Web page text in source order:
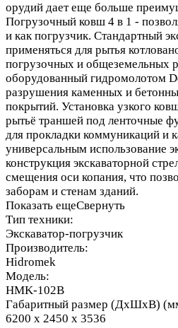
орудий дает еще больше
Погрузочный ковш 4 в 1 -
и как погрузчик. Стандартный
применяться для рытья
погрузочных и общеземельных
оборудованный гидромолотом
разрушения каменных и
покрытий. Установка узкого
рытьё траншей под ленточные
для прокладки коммуникаций и
универсальным использование
конструкция экскаваторной
смещения оси копания, что
заборам и стенам зданий.
Показать ещеСвернуть
Тип техники:
Экскаватор-погрузчик
Производитель:
Hidromek
Модель:
HMK-102B
Габаритный размер (ДхШхВ)
6200 х 2450 х 3536